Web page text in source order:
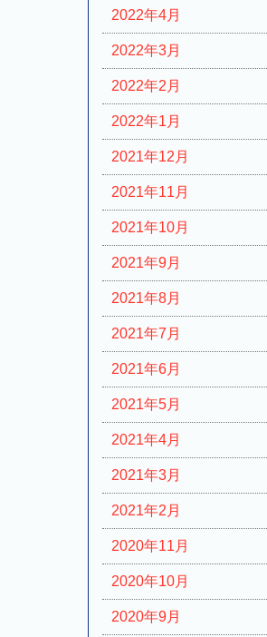
2022年4月
2022年3月
2022年2月
2022年1月
2021年12月
2021年11月
2021年10月
2021年9月
2021年8月
2021年7月
2021年6月
2021年5月
2021年4月
2021年3月
2021年2月
2020年11月
2020年10月
2020年9月